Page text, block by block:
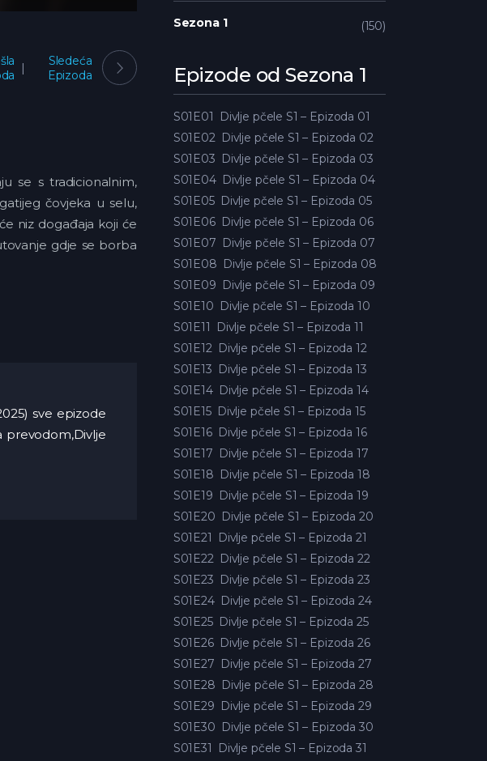
Sledeća
Epizoda
se s tradicionalnim,
čovjeka u selu,
niz događaja koji će
gdje se borba
sve epizode
prevodom,Divlje
Sezona 1 150
Epizode od Sezona 1
S01E01
Divlje pčele S1 – Epizoda 01
S01E02 Divlje pčele S1 – Epizoda 02
S01E03 Divlje pčele S1 – Epizoda 03
S01E04 Divlje pčele S1 – Epizoda 04
S01E05 Divlje pčele S1 – Epizoda 05
S01E06 Divlje pčele S1 – Epizoda 06
S01E07 Divlje pčele S1 – Epizoda 07
S01E08 Divlje pčele S1 – Epizoda 08
S01E09 Divlje pčele S1 – Epizoda 09
S01E10 Divlje pčele S1 – Epizoda 10
S01E11
Divlje pčele S1 – Epizoda 11
S01E12 Divlje pčele S1 – Epizoda 12
S01E13 Divlje pčele S1 – Epizoda 13
S01E14 Divlje pčele S1 – Epizoda 14
S01E15 Divlje pčele S1 – Epizoda 15
S01E16 Divlje pčele S1 – Epizoda 16
S01E17 Divlje pčele S1 – Epizoda 17
S01E18 Divlje pčele S1 – Epizoda 18
S01E19 Divlje pčele S1 – Epizoda 19
S01E20 Divlje pčele S1 – Epizoda 20
S01E21
Divlje pčele S1 – Epizoda 21
S01E22 Divlje pčele S1 – Epizoda 22
S01E23 Divlje pčele S1 – Epizoda 23
S01E24 Divlje pčele S1 – Epizoda 24
S01E25 Divlje pčele S1 – Epizoda 25
S01E26 Divlje pčele S1 – Epizoda 26
S01E27 Divlje pčele S1 – Epizoda 27
S01E28 Divlje pčele S1 – Epizoda 28
S01E29 Divlje pčele S1 – Epizoda 29
S01E30 Divlje pčele S1 – Epizoda 30
S01E31
Divlje pčele S1 – Epizoda 31